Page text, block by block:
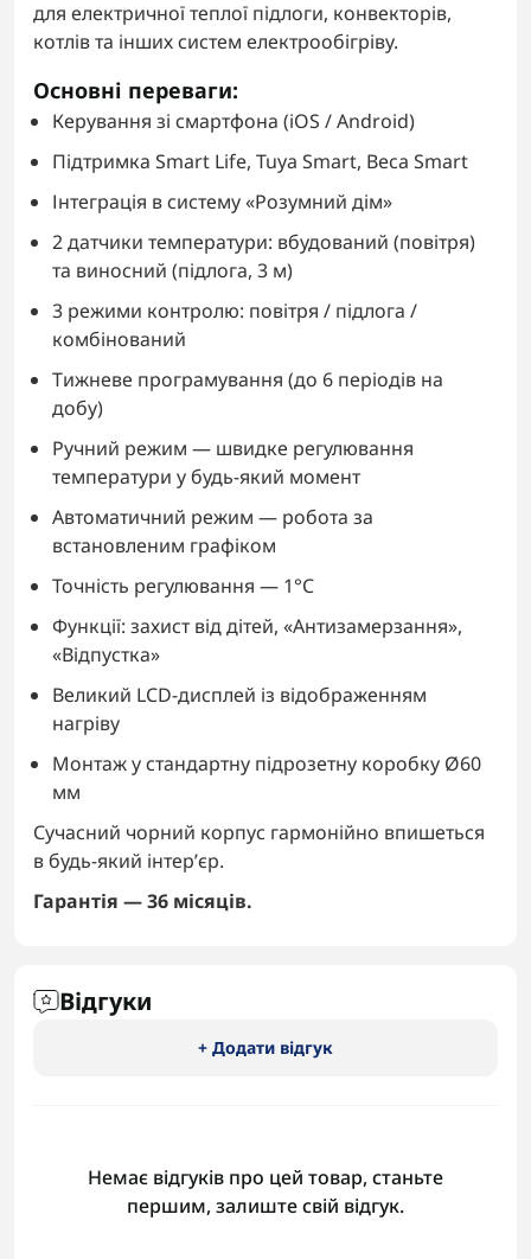
для електричної теплої підлоги, конвекторів,
котлів та інших систем електрообігріву.
Основні переваги:
Керування зі смартфона (iOS / Android)
Підтримка Smart Life, Tuya Smart, Beca Smart
Інтеграція в систему «Розумний дім»
2 датчики температури: вбудований (повітря)
та виносний (підлога, 3 м)
3 режими контролю: повітря / підлога /
комбінований
Тижневе програмування (до 6 періодів на
добу)
Ручний режим — швидке регулювання
температури у будь-який момент
Автоматичний режим — робота за
встановленим графіком
Точність регулювання — 1°C
Функції: захист від дітей, «Антизамерзання»,
«Відпустка»
Великий LCD-дисплей із відображенням
нагріву
Монтаж у стандартну підрозетну коробку Ø60
мм
Сучасний чорний корпус гармонійно впишеться
в будь-який інтер’єр.
Гарантія — 36 місяців.
Відгуки
+ Додати відгук
Немає відгуків про цей товар, станьте
першим, залиште свій відгук.